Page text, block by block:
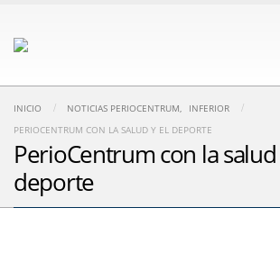
INICIO NOTICIAS PERIOCENTRUM,
INFERIOR
PERIOCENTRUM CON LA SALUD Y EL DEPORTE
PerioCentrum con la salud
deporte